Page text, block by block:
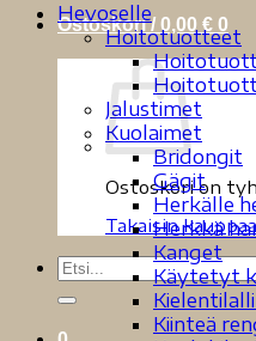
Ostoskori / 0,00 € 0
Ostoskori on
Takaisin
Etsi:
Hevoselle
Hoitotuotteet
Jalustimet
Kuolaimet
Bridongit
Gägit
Herkälle
Herkkä
Kanget
Käytetyt
Kiinteä